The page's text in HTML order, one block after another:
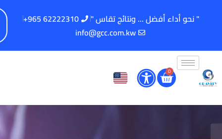
" نحو أداء أفضل ... ونتائج تقاس "
62222310 965+
info@gcc.com.kw
0